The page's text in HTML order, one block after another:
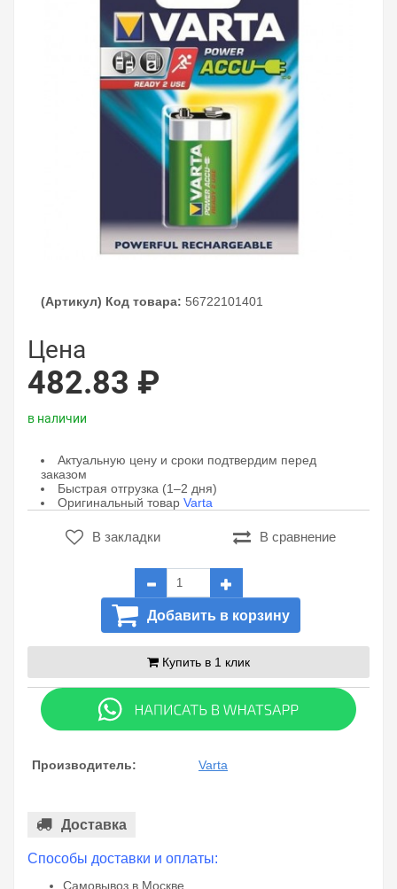
(Артикул) Код товара: 56722101401
Цена
482.83 ₽
в наличии
Актуальную цену и сроки подтвердим перед
заказом
Быстрая отгрузка (1–2 дня)
Оригинальный товар Varta
В закладки В сравнение
Добавить в корзину
Купить в 1 клик
Производитель: Varta
Доставка
Способы доставки и оплаты:
Самовывоз в Москве